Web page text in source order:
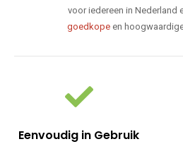
voor iedereen in Nederland
goedkopeen
Eenvoudig in Gebruik